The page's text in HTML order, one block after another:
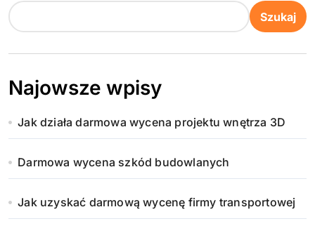
Szukaj
Najowsze wpisy
Jak działa darmowa wycena projektu wnętrza 3D
Darmowa wycena szkód budowlanych
Jak uzyskać darmową wycenę firmy transportowej